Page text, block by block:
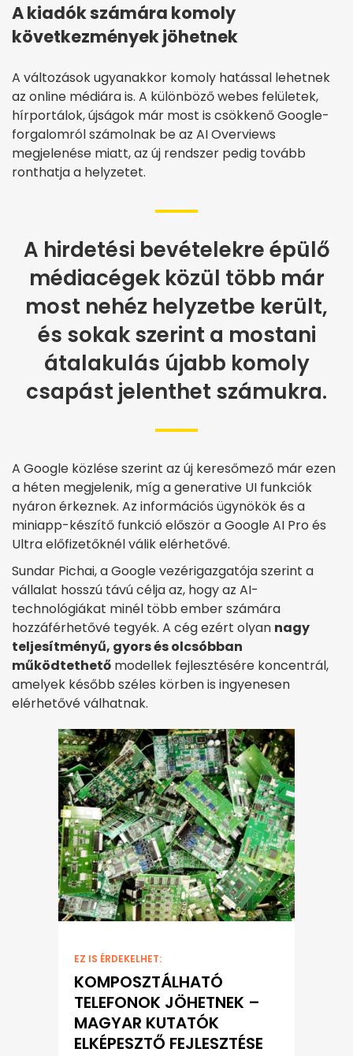
A kiadók számára komoly
következmények jöhetnek
A változások ugyanakkor komoly hatással lehetnek
az online médiára is. A különböző webes felületek,
hírportálok, újságok már most is csökkenő Google-
forgalomról számolnak be az AI Overviews
megjelenése miatt, az új rendszer pedig tovább
ronthatja a helyzetet.
A hirdetési bevételekre épülő
médiacégek közül több már
most nehéz helyzetbe került,
és sokak szerint a mostani
átalakulás újabb komoly
csapást jelenthet számukra.
A Google közlése szerint az új keresőmező már ezen
a héten megjelenik, míg a generative UI funkciók
nyáron érkeznek. Az információs ügynökök és a
miniapp-készítő funkció először a Google AI Pro és
Ultra előfizetőknél válik elérhetővé.
Sundar Pichai, a Google vezérigazgatója szerint a
vállalat hosszú távú célja az, hogy az AI-
technológiákat minél több ember számára
hozzáférhetővé tegyék. A cég ezért olyan nagy
teljesítményű, gyors és olcsóbban
működtethető modellek fejlesztésére koncentrál,
amelyek később széles körben is ingyenesen
elérhetővé válhatnak.
EZ IS ÉRDEKELHET:
KOMPOSZTÁLHATÓ
TELEFONOK JÖHETNEK –
MAGYAR KUTATÓK
ELKÉPESZTŐ FEJLESZTÉSE